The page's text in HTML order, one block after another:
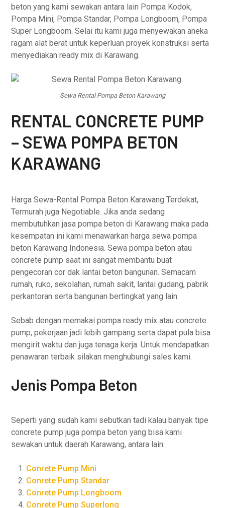
beton yang kami sewakan antara lain Pompa Kodok,
Pompa Mini, Pompa Standar, Pompa Longboom, Pompa
Super Longboom. Selai itu kami juga menyewakan aneka
ragam alat berat untuk keperluan proyek konstruksi serta
menyediakan ready mix di Karawang.
Sewa Rental Pompa Beton Karawang
RENTAL CONCRETE PUMP
– SEWA POMPA BETON
KARAWANG
Harga Sewa-Rental Pompa Beton Karawang Terdekat,
Termurah juga Negotiable. Jika anda sedang
membutuhkan jasa pompa beton di Karawang maka pada
kesempatan ini kami menawarkan harga sewa pompa
beton Karawang Indonesia. Sewa pompa beton atau
concrete pump saat ini sangat membantu buat
pengecoran cor dak lantai beton bangunan. Semacam
rumah, ruko, sekolahan, rumah sakit, lantai gudang, pabrik
perkantoran serta bangunan bertingkat yang lain.
Sebab dengan memakai pompa ready mix atau concrete
pump, pekerjaan jadi lebih gampang serta dapat pula bisa
mengirit waktu dan juga tenaga kerja. Untuk mendapatkan
penawaran terbaik silakan menghubungi sales kami.
Jenis Pompa Beton
Seperti yang sudah kami sebutkan tadi kalau banyak tipe
concrete pump juga pompa beton yang bisa kami
sewakan untuk daerah Karawang, antara lain:
Conrete Pump Mini
Conrete Pump Standar
Conrete Pump Longboom
Conrete Pump Superlong